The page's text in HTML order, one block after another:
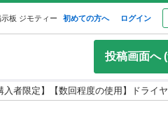
板 ジモティー 初めての方へ ログイン
投稿画面へ
入者限定】【数回程度の使用】ドライ